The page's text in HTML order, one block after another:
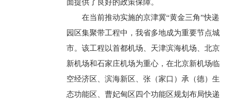
面提供了良好的政策保障。
在当前推动实施的京津冀“黄金三角”快递
园区集聚带工程中，我省多地成为重要节点城
市。该工程以首都机场、天津滨海机场、北京
新机场和石家庄机场为重心，在北京新机场临
空经济区、滨海新区、张（家口）承（德）生
态功能区、曹妃甸区四个功能区规划布局快递